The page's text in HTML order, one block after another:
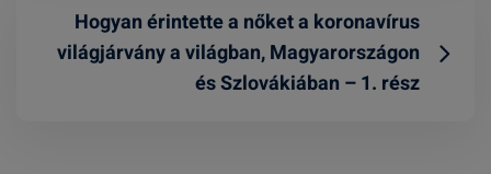
Hogyan érintette a nőket a koronavírus
világjárvány a világban, Magyarországon
és Szlovákiában – 1. rész